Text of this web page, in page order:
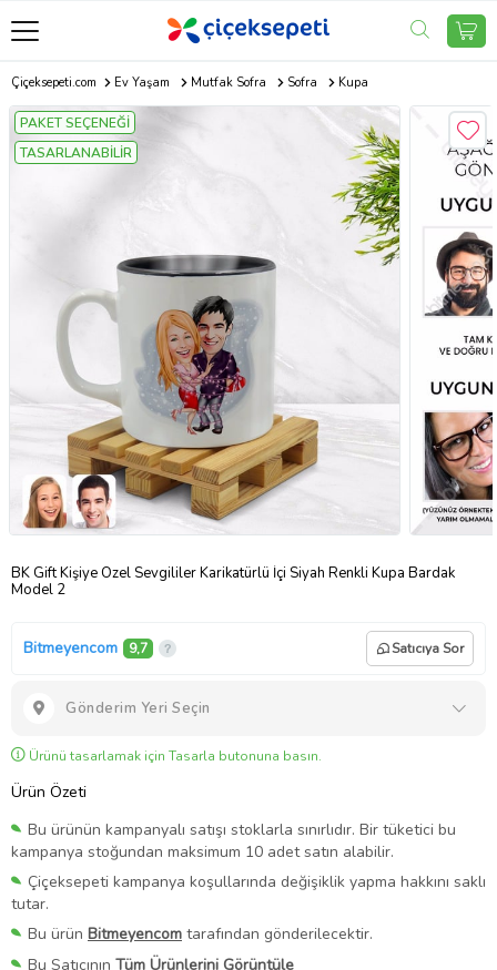
Çiçeksepeti.com Ev Yaşam Mutfak Sofra Sofra Kupa
PAKET SEÇENEĞİ
TASARLANABİLİR
BK Gift Kişiye Özel Sevgililer Karikatürlü İçi Siyah Renkli Kupa Bardak
Model 2
Bitmeyencom 9,7 Satıcıya Sor
Gönderim Yeri Seçin
Ürünü tasarlamak için Tasarla butonuna basın.
Ürün Özeti
Bu ürünün kampanyalı satışı stoklarla sınırlıdır. Bir tüketici bu
kampanya stoğundan maksimum 10 adet satın alabilir.
Çiçeksepeti kampanya koşullarında değişiklik yapma hakkını saklı
tutar.
Bu ürün Bitmeyencom tarafından gönderilecektir.
Bu Satıcının Tüm Ürünlerini Görüntüle